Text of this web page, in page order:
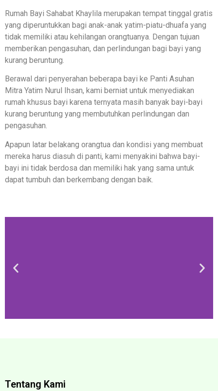
Rumah Bayi Sahabat Khaylila merupakan tempat tinggal gratis
yang diperuntukkan bagi anak-anak yatim-piatu-dhuafa yang
tidak memiliki atau kehilangan orangtuanya. Dengan tujuan
memberikan pengasuhan, dan perlindungan bagi bayi yang
kurang beruntung.
Berawal dari penyerahan beberapa bayi ke Panti Asuhan
Mitra Yatim Nurul Ihsan, kami berniat untuk menyediakan
rumah khusus bayi karena ternyata masih banyak bayi-bayi
kurang beruntung yang membutuhkan perlindungan dan
pengasuhan.
Apapun latar belakang orangtua dan kondisi yang membuat
mereka harus diasuh di panti, kami menyakini bahwa bayi-
bayi ini tidak berdosa dan memiliki hak yang sama untuk
dapat tumbuh dan berkembang dengan baik.
Tentang Kami